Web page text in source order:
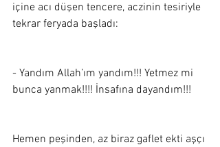
içine acı düşen tencere, aczinin tesiriyle
tekrar feryada başladı:
- Yandım Allah’ım yandım!!! Yetmez mi
bunca yanmak!!!! İnsafına dayandım!!!
Hemen peşinden, az biraz gaflet ekti aşçı